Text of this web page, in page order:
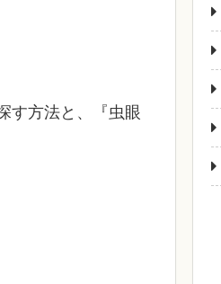
す方法と、『虫眼